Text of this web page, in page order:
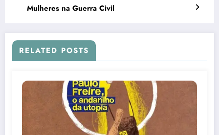
Mulheres na Guerra Civil
RELATED POSTS